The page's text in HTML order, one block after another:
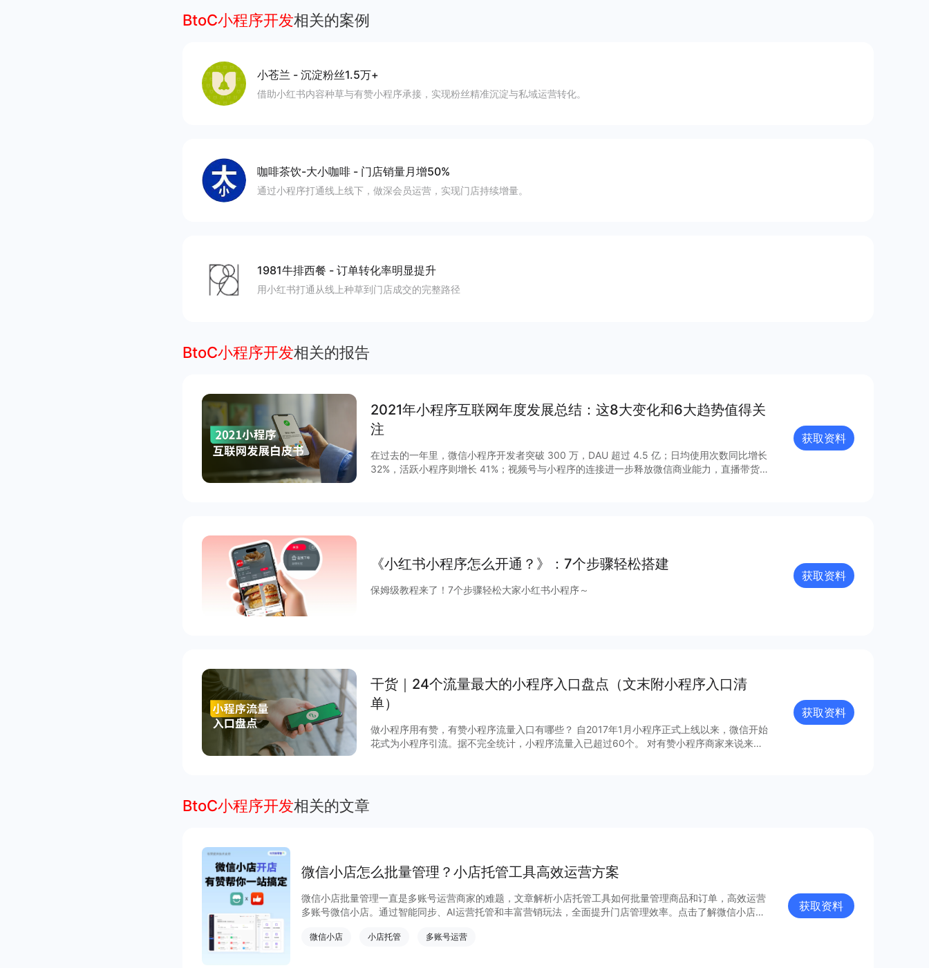
BtoC小程序开发相关的案例
小苍兰 - 沉淀粉丝1.5万+
借助小红书内容种草与有赞小程序承接，实现粉丝精准沉淀与私域运营转化。
咖啡茶饮-大小咖啡 - 门店销量月增50%
通过小程序打通线上线下，做深会员运营，实现门店持续增量。
1981牛排西餐 - 订单转化率明显提升
用小红书打通从线上种草到门店成交的完整路径
BtoC小程序开发相关的报告
2021年小程序互联网年度发展总结：这8大变化和6大趋势值得关
注
在过去的一年里，微信小程序开发者突破 300 万，DAU 超过 4.5 亿；日均使用次数同比增长
32%，活跃小程序则增长 41%；视频号与小程序的连接进一步释放微信商业能力，直播带货
项升级，助力商家数字化运营、降本增效。
获取资料
《小红书小程序怎么开通？》：7个步骤轻松搭建
保姆级教程来了！7个步骤轻松大家小红书小程序～
获取资料
干货｜24个流量最大的小程序入口盘点（文末附小程序入口清
单）
做小程序用有赞，有赞小程序流量入口有哪些？ 自2017年1月小程序正式上线以来，微信开始
花式为小程序引流。据不完全统计，小程序流量入已超过60个。 对有赞小程序商家来说来
获取资料
BtoC小程序开发相关的文章
微信小店怎么批量管理？小店托管工具高效运营方案
微信小店批量管理一直是多账号运营商家的难题，文章解析小店托管工具如何批量管理商品和订单，高效运营
多账号微信小店。通过智能同步、AI运营托管和丰富营销玩法，全面提升门店管理效率。点击了解微信小店批
微信小店 小店托管 多账号运营
获取资料